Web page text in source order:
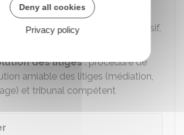
d'approvisionnement
exclusif, quasi-exclusif,
des litiges: procédure de
amiable des litiges (médiation,
et tribunal compétent
Deny all cookies
Privacy policy